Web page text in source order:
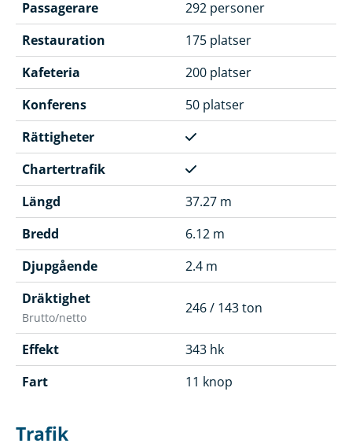
Passagerare
292 personer
Restauration
175 platser
Kafeteria
200 platser
Konferens
50 platser
Rättigheter
Chartertrafik
Längd
37.27 m
Bredd
6.12 m
Djupgående
2.4 m
Dräktighet
Brutto/netto
246 / 143 ton
Effekt
343 hk
Fart
11 knop
Trafik